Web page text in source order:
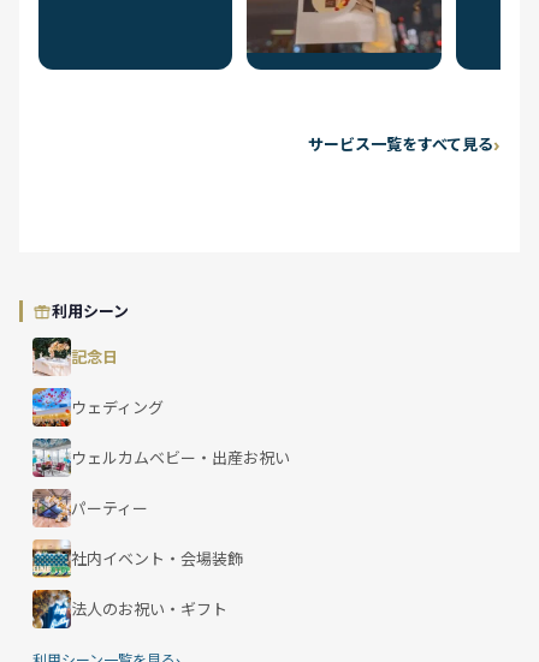
利用シーン
記念日
ウェディング
ウェルカムベビー・出産お祝い
パーティー
社内イベント・会場装飾
法人のお祝い・ギフト
サービス一覧をすべて見る